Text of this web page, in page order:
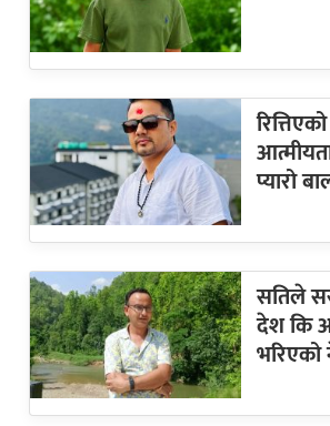
प्यारो
सतिले
देश कि